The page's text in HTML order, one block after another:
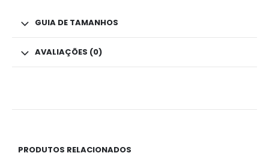
GUIA DE TAMANHOS
AVALIAÇÕES (0)
PRODUTOS RELACIONADOS